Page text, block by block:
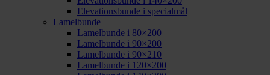
Elevationsbunde i specialmål
Lamelbunde
Lamelbunde i 80×200
Lamelbunde i 90×200
Lamelbunde i 90×210
Lamelbunde i 120×200